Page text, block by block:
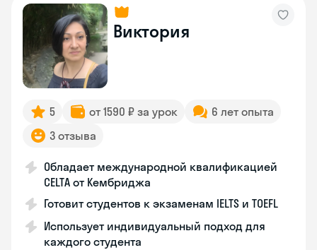
Виктория
5 от 1590 ₽ за урок
6 лет опыта
3 отзыва
Обладает международной квалификацией
CELTA от Кембриджа
Готовит студентов к экзаменам IELTS и TOEFL
Использует индивидуальный подход для
каждого студента